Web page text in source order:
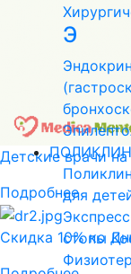
Детские врачи
Подробнее
Скидка 10% ко
Э
для
стопы